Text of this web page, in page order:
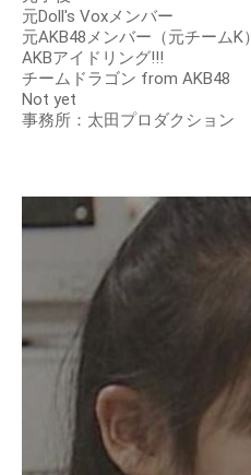
元Doll's Voxメンバー
元AKB48メンバー（元チームK）
AKBアイドリング!!!
チームドラゴン from AKB48
Not yet
事務所：太田プロダクション